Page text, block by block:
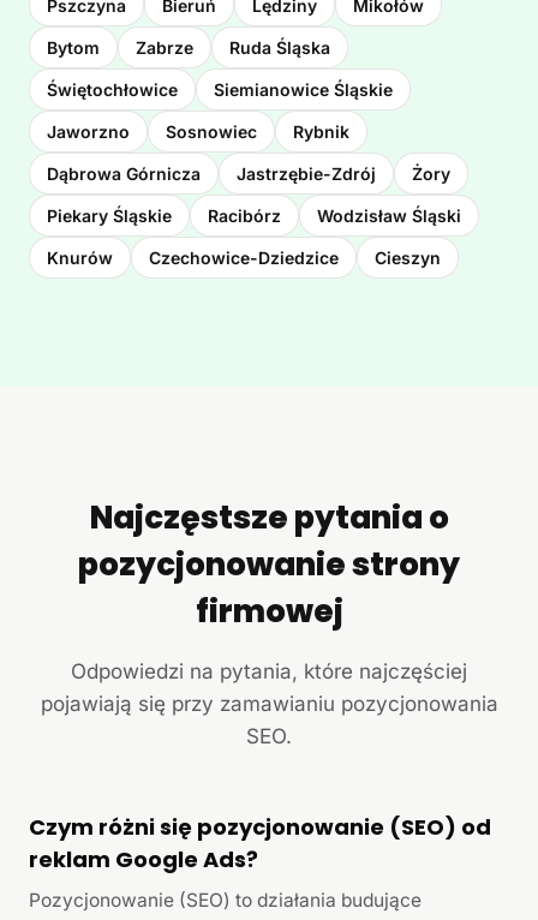
Pszczyna Bieruń Lędziny Mikołów
Bytom Zabrze Ruda Śląska
Świętochłowice Siemianowice Śląskie
Jaworzno Sosnowiec Rybnik
Dąbrowa Górnicza Jastrzębie-Zdrój Żory
Piekary Śląskie Racibórz Wodzisław Śląski
Knurów Czechowice-Dziedzice Cieszyn
Najczęstsze pytania o
pozycjonowanie strony
firmowej
Odpowiedzi na pytania, które najczęściej
pojawiają się przy zamawianiu pozycjonowania
SEO.
Czym różni się pozycjonowanie (SEO) od
reklam Google Ads?
Pozycjonowanie (SEO) to działania budujące